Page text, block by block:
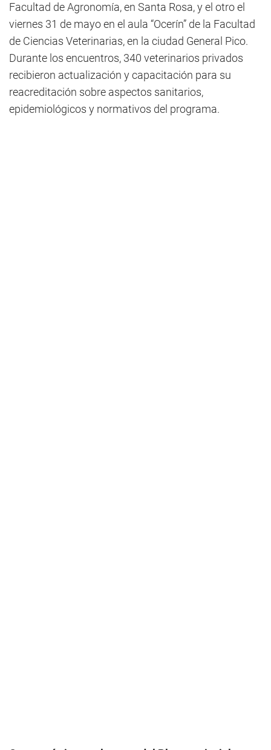
Facultad de Agronomía, en Santa Rosa, y el otro el
viernes 31 de mayo en el aula “Ocerín” de la Facultad
de Ciencias Veterinarias, en la ciudad General Pico.
Durante los encuentros, 340 veterinarios privados
recibieron actualización y capacitación para su
reacreditación sobre aspectos sanitarios,
epidemiológicos y normativos del programa.